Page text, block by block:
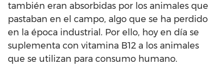
también eran absorbidas por los animales que
pastaban en el campo, algo que se ha perdido
en la época industrial. Por ello, hoy en día se
suplementa con vitamina B12 a los animales
que se utilizan para consumo humano.